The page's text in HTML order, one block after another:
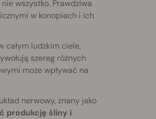
wszystko. Prawdziwa
w konopiach i ich
całym ludzkim ciele,
szereg różnych
może wpływać na
nerwowy, znany jako
produkcję śliny i